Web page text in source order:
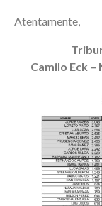
Atentamente,
Camilo Eck